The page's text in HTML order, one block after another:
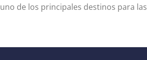
de los principales destinos para las